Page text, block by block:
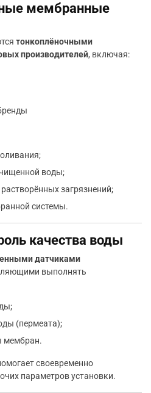
мембранные
тонкоплёночными
производителей, включая:
воды;
загрязнений;
системы.
качества воды
датчиками
выполнять
(пермеата);
мембран.
своевременно
параметров установки.